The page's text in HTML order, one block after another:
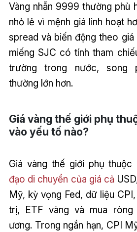
Vàng nhẫn 9999 thường phù
nhỏ lẻ vì mệnh giá linh hoạt
spread và biến động theo giá
miếng SJC có tính tham
trường trong nước, song
thường lớn hơn.
Giá vàng thế giới phụ
vào yếu tố nào?
Giá vàng thế giới phụ
đạo di chuyển của giá cả
Mỹ, kỳ vọng Fed, dữ liệu
trị, ETF vàng và mua ròng
ương. Trong ngắn hạn, CPI